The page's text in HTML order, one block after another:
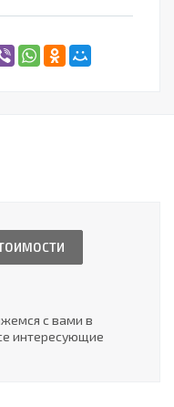
с вами в
интересующие